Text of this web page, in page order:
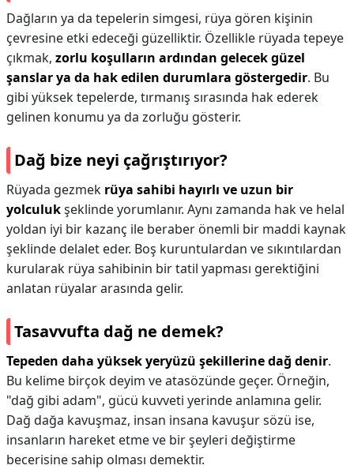
Dağların ya da tepelerin simgesi, rüya gören kişinin
çevresine etki edeceği güzelliktir. Özellikle rüyada tepeye
çıkmak, zorlu koşulların ardından gelecek güzel
şanslar ya da hak edilen durumlara göstergedir. Bu
gibi yüksek tepelerde, tırmanış sırasında hak ederek
gelinen konumu ya da zorluğu gösterir.
Dağ bize neyi çağrıştırıyor?
Rüyada gezmek rüya sahibi hayırlı ve uzun bir
yolculukşeklinde yorumlanır. Aynı zamanda hak ve helal
yoldan iyi bir kazanç ile beraber önemli bir maddi kaynak
şeklinde delalet eder. Boş kuruntulardan ve sıkıntılardan
kurularak rüya sahibinin bir tatil yapması gerektiğini
anlatan rüyalar arasında gelir.
Tasavvufta dağ ne demek?
Tepeden daha yüksek yeryüzü şekillerine dağ denir.
Bu kelime birçok deyim ve atasözünde geçer. Örneğin,
"dağ gibi adam", gücü kuvveti yerinde anlamına gelir.
Dağ dağa kavuşmaz, insan insana kavuşur sözü ise,
insanların hareket etme ve bir şeyleri değiştirme
becerisine sahip olması demektir.